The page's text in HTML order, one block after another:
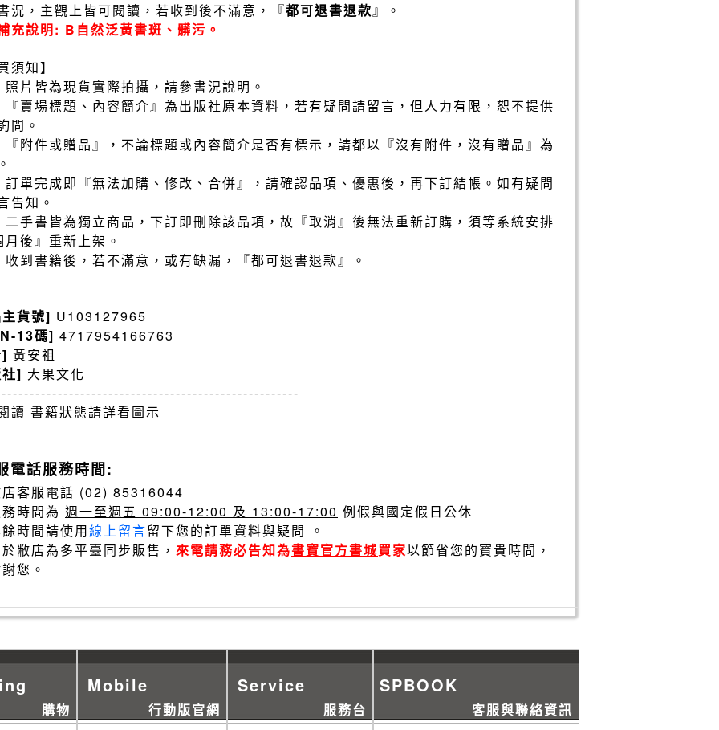
況，主觀上皆可閱讀，若收到後不滿意，『都可退書退款』。
充說明: B自然泛黃書斑、髒污。
須知】
照片皆為現貨實際拍攝，請參書況說明。
『賣場標題、內容簡介』為出版社原本資料，若有疑問請留言，但人力有限，恕不提供
問。
『附件或贈品』，不論標題或內容簡介是否有標示，請都以『沒有附件，沒有贈品』為
訂單完成即『無法加購、修改、合併』，請確認品項、優惠後，再下訂結帳。如有疑問
告知。
二手書皆為獨立商品，下訂即刪除該品項，故『取消』後無法重新訂購，須等系統安排
後』重新上架。
收到書籍後，若不滿意，或有缺漏，『都可退書退款』。
貨號] U103127965
13碼] 4717954166763
黃安祖
] 大果文化
讀 書籍狀態請詳看圖示
電話服務時間:
客服電話 (02) 85316044
時間為 週一至週五 09:00-12:00 及 13:00-17:00 例假與國定假日公休
時間請使用線上留言留下您的訂單資料與疑問 。
敝店為多平臺同步販售， 來電請務必告知為書寶官方書城買家以節省您的寶貴時間，
您。
購物
Mobile
行動版官網
Service
服務台
SPBOOK
客服與聯絡資訊